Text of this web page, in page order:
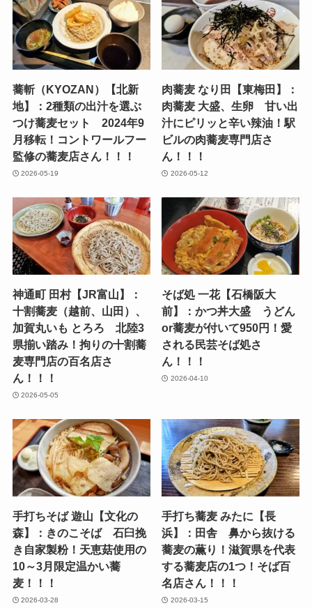
蕎斬（KYOZAN）【北新
地】：2種類の出汁を選ぶ
つけ蕎麦セット 2024年9
月移転！コントワールフー
監修の蕎麦店さん！！！
2026-05-19
肉蕎麦 なり田【東梅田】：
肉蕎麦 大盛、生卵 甘い出
汁にピリッと辛い辣油！駅
ビルの肉蕎麦専門店さ
ん！！！
2026-05-12
神通町 田村【JR富山】：
十割蕎麦（越前、山田）、
加賀丸いも とろろ 北陸3
県揃い踏み！拘りの十割蕎
麦専門店の百名店さ
ん！！！
2026-05-05
そば処 一花【石橋阪大
前】：かつ丼大盛 うどん
or蕎麦が付いて950円！愛
される民芸そば処さ
ん！！！
2026-04-10
手打ちそば 遊山【文化の
森】：きのこそば 石臼挽
き自家製粉！天恵菇使用の
10～3月限定温かい蕎
麦！！！
2026-03-28
手打ち蕎麦 みたに【長
浜】：田舎 鼻から抜ける
蕎麦の薫り！滋賀県を代表
する蕎麦店の1つ！そば百
名店さん！！！
2026-03-15